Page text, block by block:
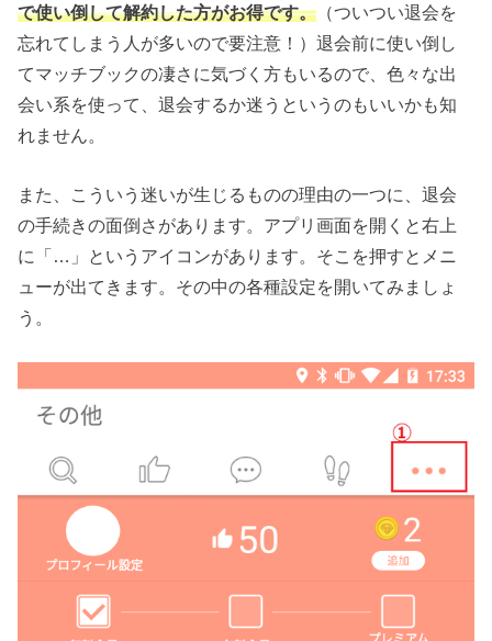
で使い倒して解約した方がお得です。 （ついつい退会を
忘れてしまう人が多いので要注意！）退会前に使い倒し
てマッチブックの凄さに気づく方もいるので、色々な出
会い系を使って、退会するか迷うというのもいいかも知
れません。
また、こういう迷いが生じるものの理由の一つに、退会
の手続きの面倒さがあります。アプリ画面を開くと右上
に「…」というアイコンがあります。そこを押すとメニ
ューが出てきます。その中の各種設定を開いてみましょ
う。